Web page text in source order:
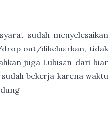
sudah menyelesaikan
drop out/dikeluarkan, tidak
juga Lulusan dari luar
bekerja karena waktu